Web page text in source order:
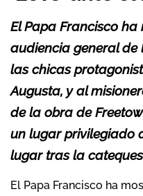
El Papa Francisco ha
audiencia general de
las chicas
Augusta, y al
de la obra de
un lugar privilegiado
lugar tras la
El Papa Francisco ha